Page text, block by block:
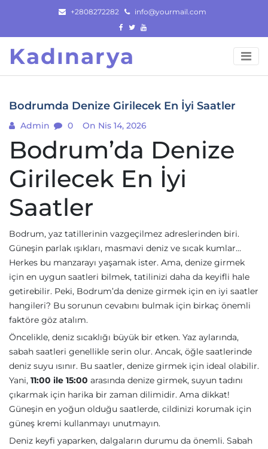
content
+2808272282 info@yourmail.com
Kadınarya
Bodrumda Denize Girilecek En İyi Saatler
Admin 0 On Nis 14, 2026
Bodrum’da Denize
Girilecek En İyi
Saatler
Bodrum, yaz tatillerinin vazgeçilmez adreslerinden biri.
Güneşin parlak ışıkları, masmavi deniz ve sıcak kumlar…
Herkes bu manzarayı yaşamak ister. Ama, denize girmek
için en uygun saatleri bilmek, tatilinizi daha da keyifli hale
getirebilir. Peki, Bodrum’da denize girmek için en iyi saatler
hangileri? Bu sorunun cevabını bulmak için birkaç önemli
faktöre göz atalım.
Öncelikle, deniz sıcaklığı büyük bir etken. Yaz aylarında,
sabah saatleri genellikle serin olur. Ancak, öğle saatlerinde
deniz suyu ısınır. Bu saatler, denize girmek için ideal olabilir.
Yani, 11:00 ile 15:00 arasında denize girmek, suyun tadını
çıkarmak için harika bir zaman dilimidir. Ama dikkat!
Güneşin en yoğun olduğu saatlerde, cildinizi korumak için
güneş kremi kullanmayı unutmayın.
Deniz keyfi yaparken, dalgaların durumu da önemli. Sabah